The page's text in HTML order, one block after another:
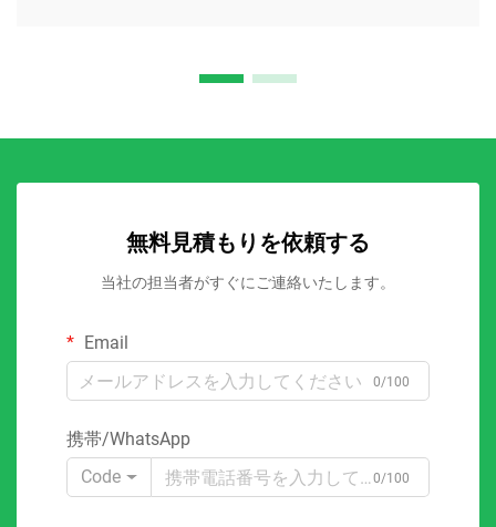
無料見積もりを依頼する
当社の担当者がすぐにご連絡いたします。
Email
0/100
携帯/WhatsApp
Code
0/100